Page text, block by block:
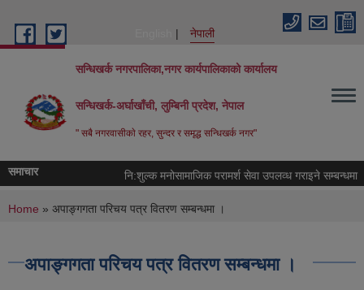
नेपाली
सन्धिखर्क नगरपालिका,नगर कार्यपालिकाको कार्यालय
सन्धिखर्क-अर्घाखाँची, लुम्बिनी प्रदेश, नेपाल
" सबै नगरवासीकाे रहर, सुन्दर र समृद्ध सन्धिखर्क नगर"
समाचार नि:शुल्क मनोसामाजिक परामर्श सेवा उपलव्ध गराइने सम्बन्धमा ।
You are here
Home » अपाङ्गगता परिचय पत्र वितरण सम्बन्धमा ।
अपाङ्गगता परिचय पत्र वितरण सम्बन्धमा ।